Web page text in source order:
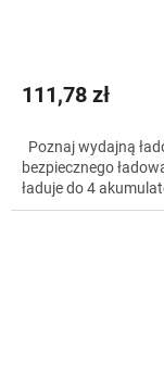
111,78 zł
Poznaj wydajną
bezpiecznego
ładuje do 4